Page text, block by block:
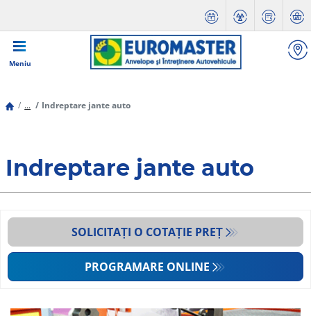
Meniu
... Indreptare jante auto
Indreptare jante auto
SOLICITAȚI O COTAȚIE PREȚ
PROGRAMARE ONLINE